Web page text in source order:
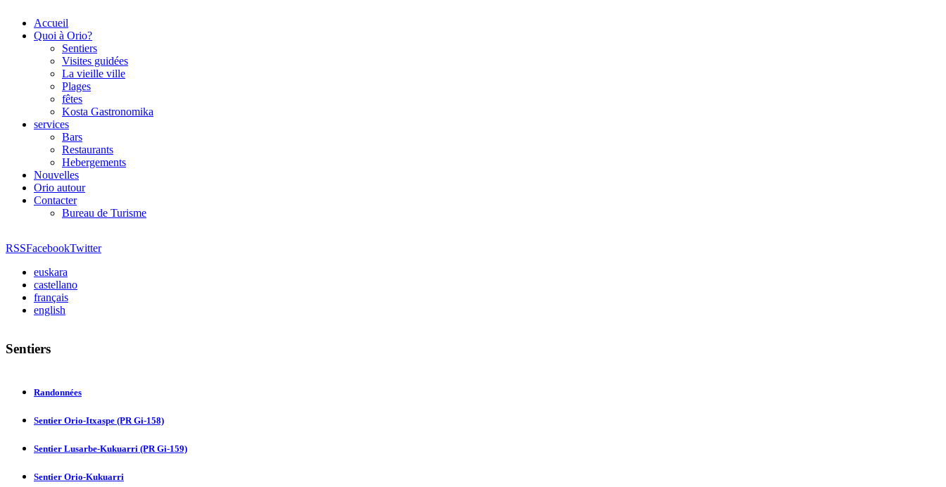
Accueil
Quoi à Orio?
Sentiers
Visites guidées
La vieille ville
Plages
fêtes
Kosta Gastronomika
services
Bars
Restaurants
Hebergements
Nouvelles
Orio autour
Contacter
Bureau de Turisme
RSSFacebookTwitter
euskara
castellano
français
english
Sentiers
Randonnées
Sentier Orio-Itxaspe (PR Gi-158)
Sentier Lusarbe-Kukuarri (PR Gi-159)
Sentier Orio-Kukuarri